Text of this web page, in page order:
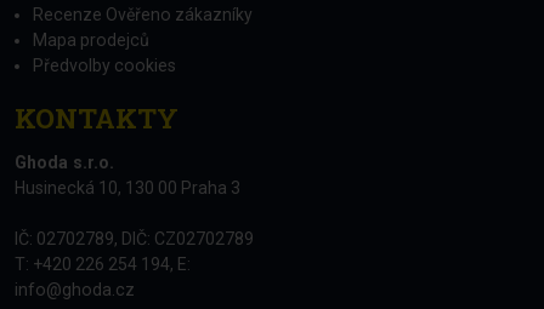
Recenze Ověřeno zákazníky
Mapa prodejců
Předvolby cookies
KONTAKTY
Ghoda s.r.o.
Husinecká 10, 130 00 Praha 3
IČ: 02702789, DIČ: CZ02702789
T: +420 226 254 194, E:
info@ghoda.cz